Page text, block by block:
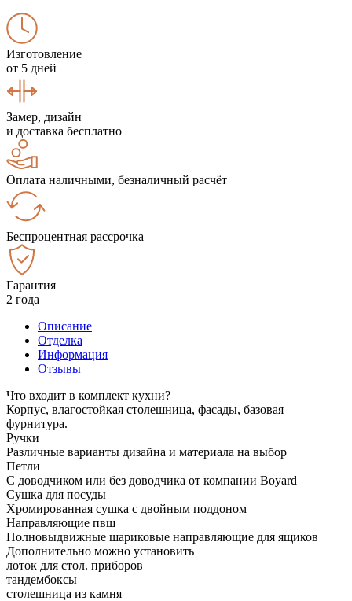
Изготовление
от 5 дней
Замер, дизайн
и доставка бесплатно
Оплата наличными, безналичный расчёт
Беспроцентная рассрочка
Гарантия
2 года
Описание
Отделка
Информация
Отзывы
Что входит в комплект кухни?
Корпус, влагостойкая столешница, фасады, базовая
фурнитура.
Ручки
Различные варианты дизайна и материала на выбор
Петли
С доводчиком или без доводчика от компании Boyard
Сушка для посуды
Хромированная сушка с двойным поддоном
Направляющие пвш
Полновыдвижные шариковые направляющие для ящиков
Дополнительно можно установить
лоток для стол. приборов
тандембоксы
столешница из камня